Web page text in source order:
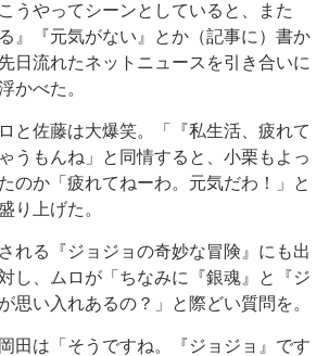
うやってシーンとしていると、また
』『元気がない』とか（記事に）書か
日流れたネットニュースを引き合いに
かべた。
と佐藤は大爆笑。「『私生活、疲れて
うもんね」と同情すると、小栗もよっ
のか「疲れてねーわ。元気だわ！」と
り上げた。
れる『ジョジョの奇妙な冒険』にも出
し、ムロが「ちなみに『銀魂』と『ジ
思い入れあるの？」と際どい質問を。
田は「そうですね。『ジョジョ』です